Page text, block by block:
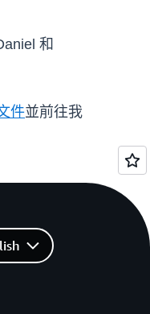
和
件並前往我